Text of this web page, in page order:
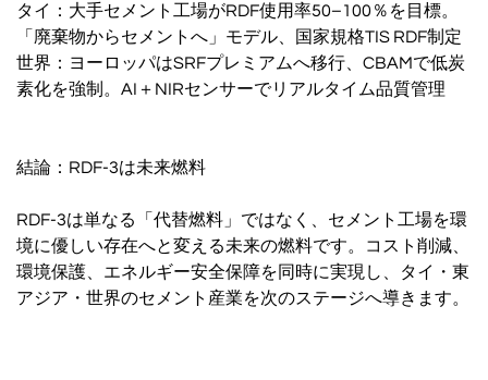
タイ：大手セメント工場がRDF使用率50–100％を目標。
「廃棄物からセメントへ」モデル、国家規格TIS RDF制定
世界：ヨーロッパはSRFプレミアムへ移行、CBAMで低炭
素化を強制。AI＋NIRセンサーでリアルタイム品質管理
結論：RDF-3は未来燃料
RDF-3は単なる「代替燃料」ではなく、セメント工場を環
境に優しい存在へと変える未来の燃料です。コスト削減、
環境保護、エネルギー安全保障を同時に実現し、タイ・東
アジア・世界のセメント産業を次のステージへ導きます。